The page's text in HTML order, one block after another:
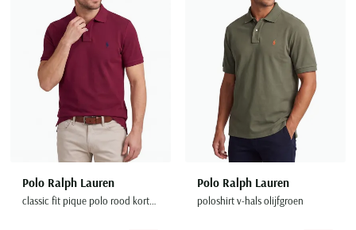
Polo Ralph Lauren
classic fit pique polo rood korte mouw
Polo Ralph Lauren
poloshirt v-hals olijfgroen